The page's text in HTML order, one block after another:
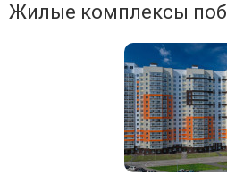
Жилые комплексы